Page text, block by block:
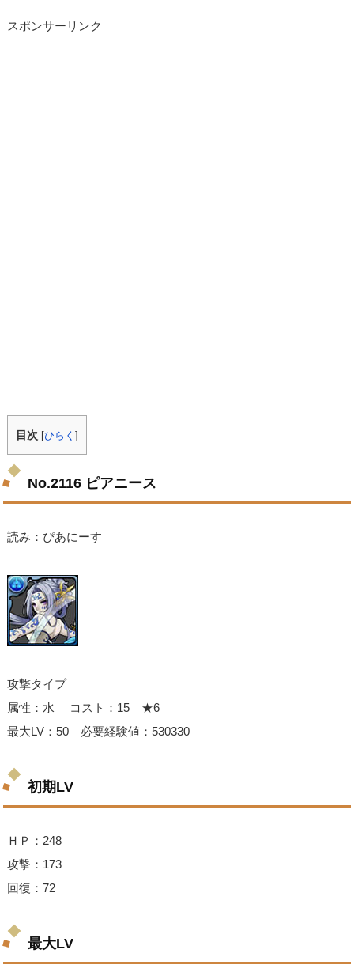
スポンサーリンク
目次 [ひらく]
No.2116 ピアニース
読み：ぴあにーす
攻撃タイプ
属性：水 コスト：15 ★6
最大LV：50 必要経験値：530330
初期LV
ＨＰ：248
攻撃：173
回復：72
最大LV